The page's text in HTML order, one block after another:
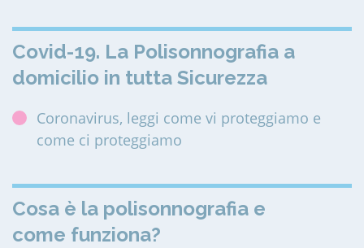
Covid-19. La Polisonnografia a
domicilio in tutta Sicurezza
Coronavirus, leggi come vi proteggiamo e
come ci proteggiamo
Cosa è la polisonnografia e
come funziona?